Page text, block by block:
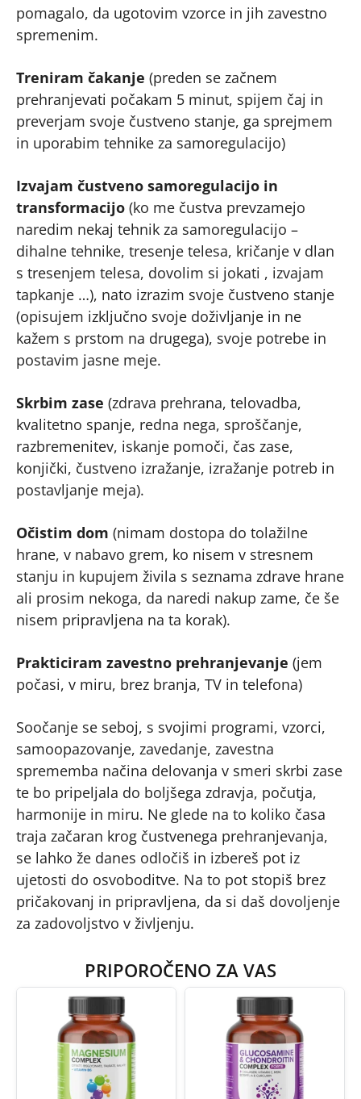
pomagalo, da ugotovim vzorce in jih zavestno
spremenim.
Treniram čakanje (preden se začnem
prehranjevati počakam 5 minut, spijem čaj in
preverjam svoje čustveno stanje, ga sprejmem
in uporabim tehnike za samoregulacijo)
Izvajam čustveno samoregulacijo in
transformacijo (ko me čustva prevzamejo
naredim nekaj tehnik za samoregulacijo –
dihalne tehnike, tresenje telesa, kričanje v dlan
s tresenjem telesa, dovolim si jokati , izvajam
tapkanje …), nato izrazim svoje čustveno stanje
(opisujem izključno svoje doživljanje in ne
kažem s prstom na drugega), svoje potrebe in
postavim jasne meje.
Skrbim zase (zdrava prehrana, telovadba,
kvalitetno spanje, redna nega, sproščanje,
razbremenitev, iskanje pomoči, čas zase,
konjički, čustveno izražanje, izražanje potreb in
postavljanje meja).
Očistim dom (nimam dostopa do tolažilne
hrane, v nabavo grem, ko nisem v stresnem
stanju in kupujem živila s seznama zdrave hrane
ali prosim nekoga, da naredi nakup zame, če še
nisem pripravljena na ta korak).
Prakticiram zavestno prehranjevanje (jem
počasi, v miru, brez branja, TV in telefona)
Soočanje se seboj, s svojimi programi, vzorci,
samoopazovanje, zavedanje, zavestna
sprememba načina delovanja v smeri skrbi zase
te bo pripeljala do boljšega zdravja, počutja,
harmonije in miru. Ne glede na to koliko časa
traja začaran krog čustvenega prehranjevanja,
se lahko že danes odločiš in izbereš pot iz
ujetosti do osvoboditve. Na to pot stopiš brez
pričakovanj in pripravljena, da si daš dovoljenje
za zadovoljstvo v življenju.
PRIPOROČENO ZA VAS